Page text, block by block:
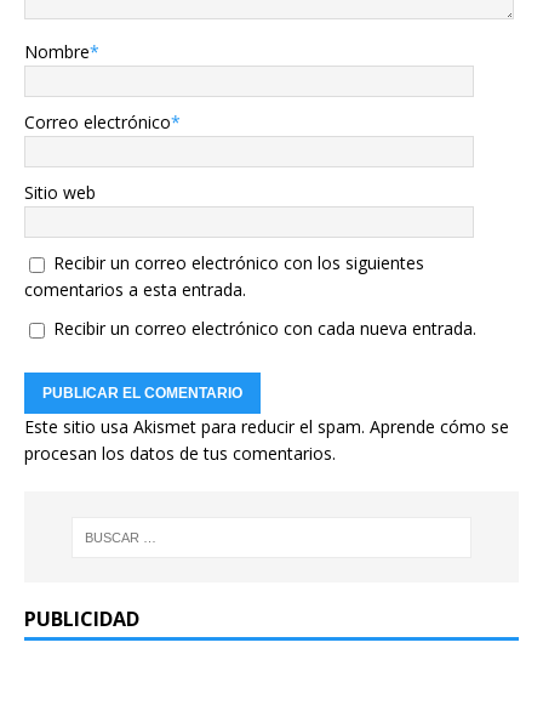
Nombre*
Correo electrónico*
Sitio web
Recibir un correo electrónico con los siguientes
comentarios a esta entrada.
Recibir un correo electrónico con cada nueva entrada.
Este sitio usa Akismet para reducir el spam. Aprende cómo se
procesan los datos de tus comentarios.
PUBLICIDAD